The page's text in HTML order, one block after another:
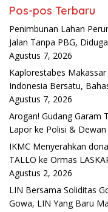
Pos-pos Terbaru
Penimbunan Lahan
Jalan Tanpa PBG,
Agustus 7, 2026
Kaplorestabes
Indonesia Bersatu,
Agustus 7, 2026
Arogan! Gudang Garam
Lapor ke Polisi & Dewan
IKMC Menyerahkan
TALLO ke Ormas
Agustus 2, 2026
LIN Bersama Soliditas
Gowa, LIN Yang Baru